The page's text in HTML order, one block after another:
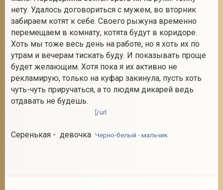
нету. Удалось договориться с мужем, во вторник
забираем котят к себе. Своего рыжуна временно
перемещаем в комнату, котята будут в коридоре.
Хоть мы тоже весь день на работе, но я хоть их по
утрам и вечерам тискать буду. И показывать проще
будет желающим. Хотя пока я их активно не
рекламирую, только на куфар закинула, пусть хоть
чуть-чуть приручаться, а то людям дикарей ведь
отдавать не будешь.
Серенькая - девочка
[/url
Черно-белый - мальчик